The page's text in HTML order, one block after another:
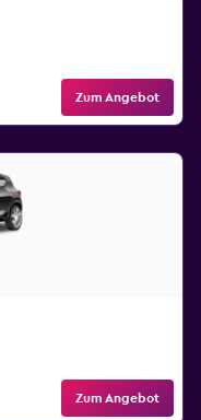
Zum Angebot
Zum Angebot